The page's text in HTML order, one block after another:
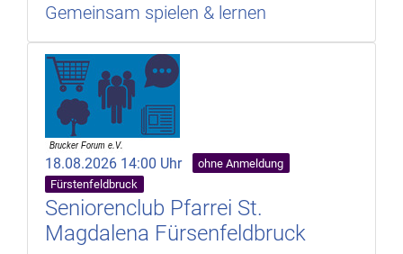
Gemeinsam spielen & lernen
18.08.2026 14:00 Uhr
ohne Anmeldung
Fürstenfeldbruck
Seniorenclub Pfarrei St.
Magdalena Fürsenfeldbruck